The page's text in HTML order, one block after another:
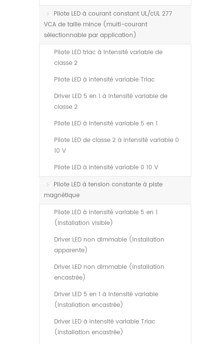
Pilote LED à courant constant UL/cUL 277
VCA de taille mince (multi-courant
sélectionnable par application)
Pilote LED triac à intensité variable de
classe 2
Pilote LED à intensité variable Triac
Driver LED 5 en 1 à intensité variable de
classe 2
Pilote LED à intensité variable 5 en 1
Pilote LED de classe 2 à intensité variable 0
10 V
Pilote LED à intensité variable 0 10 V
Pilote LED à tension constante à piste
magnétique
Pilote LED à intensité variable 5 en 1
(installation visible)
Driver LED non dimmable (installation
apparente)
Driver LED non dimmable (installation
encastrée)
Driver LED 5 en 1 à intensité variable
(installation encastrée)
Driver LED à intensité variable Triac
(installation encastrée)